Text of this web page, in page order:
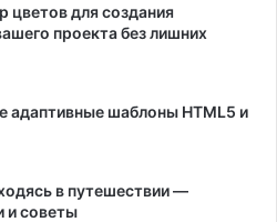
для создания
проекта без лишних
адаптивные шаблоны HTML5 и
в путешествии —
и советы